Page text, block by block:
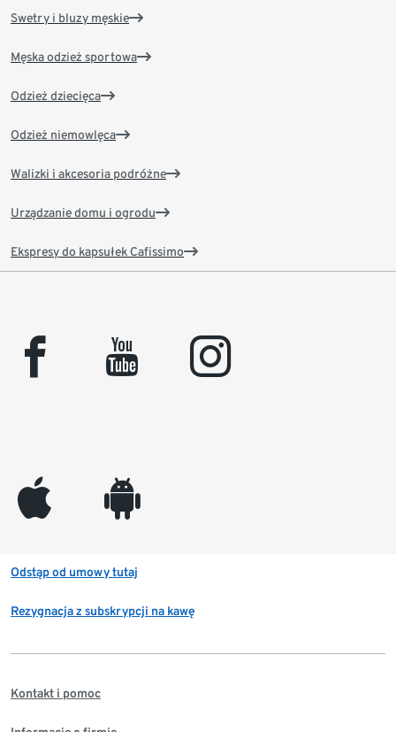
Swetry i bluzy męskie
Męska odzież sportowa
Odzież dziecięca
Odzież niemowlęca
Walizki i akcesoria podróżne
Urządzanie domu i ogrodu
Ekspresy do kapsułek Cafissimo
facebook youtube instagram
appleinc android
Odstąp od umowy tutaj
Rezygnacja z subskrypcji na kawę
Kontakt i pomoc